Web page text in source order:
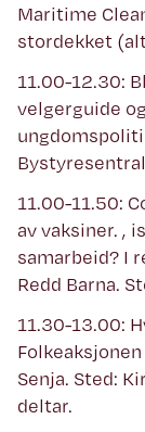
Maritime
stordekket
11.00-12.30:
velgerguide
11.00-11.50:
av vaksiner. ,
samarbeid? I
Redd Barna.
11.30-13.00:
Senja. Sted:
deltar.